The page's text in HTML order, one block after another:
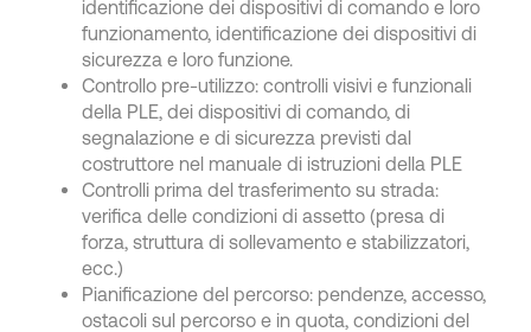
identificazione dei dispositivi di comando e loro
funzionamento, identificazione dei dispositivi di
sicurezza e loro funzione.
Controllo pre-utilizzo: controlli visivi e funzionali
della PLE, dei dispositivi di comando, di
segnalazione e di sicurezza previsti dal
costruttore nel manuale di istruzioni della PLE
Controlli prima del trasferimento su strada:
verifica delle condizioni di assetto (presa di
forza, struttura di sollevamento e stabilizzatori,
ecc.)
Pianificazione del percorso: pendenze, accesso,
ostacoli sul percorso e in quota, condizioni del